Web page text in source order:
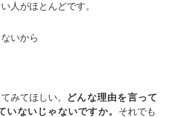
人がほとんどです。
いから
みてほしい。
どんな理由を言って
いないじゃないですか。 それでも